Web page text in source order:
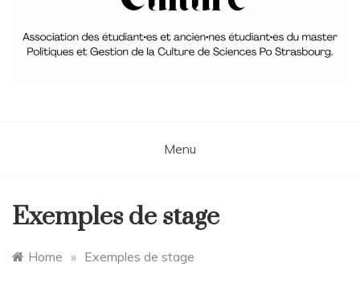
élèves du master Politique et
Menu
Exemples de stage
Home » Exemples de stage